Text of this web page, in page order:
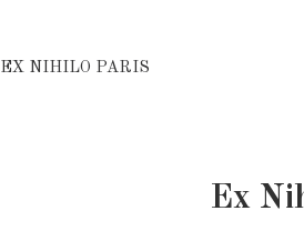
EX NIHILO PARIS
Ex